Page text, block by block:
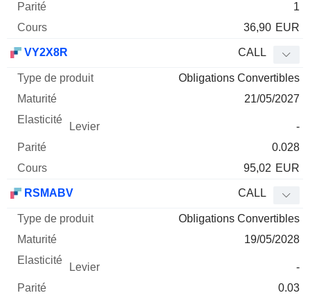
1
36,90 EUR
VY2X8R CALL
Obligations Convertibles
21/05/2027
-
0.028
95,02 EUR
RSMABV CALL
Obligations Convertibles
19/05/2028
-
0.03